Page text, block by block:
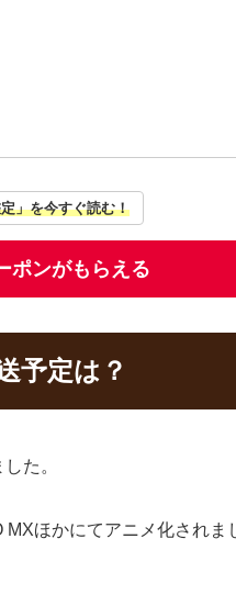
」を今すぐ読む！
ポンがもらえる
予定は？
た。
ほかにてアニメ化され